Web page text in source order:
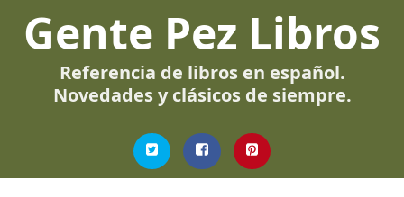
Gente Pez Libros
Referencia de libros en español.
Novedades y clásicos de siempre.